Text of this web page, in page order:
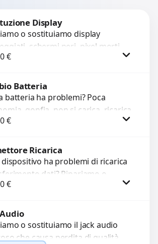
Display
o sostituiamo display
schermi neri, pixel morti,
schermo, vetro incrinato,
€
Procedi
Batteria
batteria ha problemi? Poca
gonfia, non si carica, ricarica
cicli di ricarica esauriti?
€
Procedi
Ricarica
ha problemi di ricarica
dati? Ripariamo o
connettori di ricarica guasti,
€
o sostituiamo il jack audio
che causa perdita di qualità